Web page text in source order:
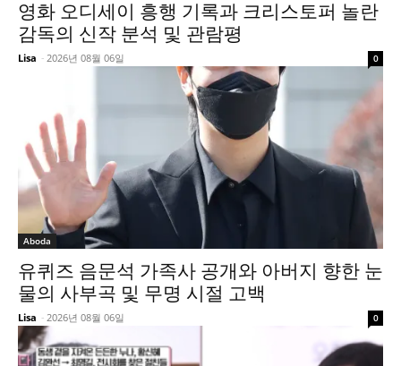
영화 오디세이 흥행 기록과 크리스토퍼 놀란
감독의 신작 분석 및 관람평
Lisa - 2026년 08월 06일 0
Aboda
유퀴즈 음문석 가족사 공개와 아버지 향한 눈
물의 사부곡 및 무명 시절 고백
Lisa - 2026년 08월 06일 0